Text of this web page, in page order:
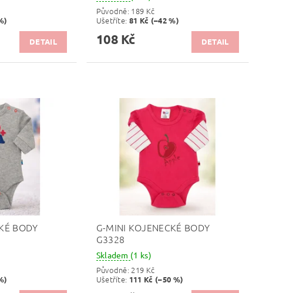
DETAIL
Původně: 189 Kč
Ušetříte: 81 Kč (–42 %)
108 Kč DETAIL
BODY
G-MINI KOJENECKÉ BODY
G3328
Skladem (1 ks)
Původně: 219 Kč
Ušetříte: 111 Kč (–50 %)